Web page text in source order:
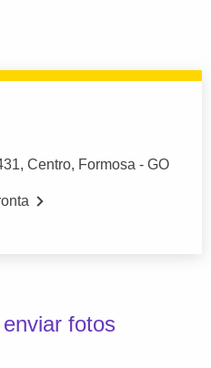
Centro, Formosa - GO
fotos